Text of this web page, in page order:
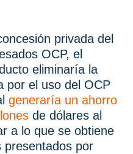
privada del
OCP, el
eliminaría la
por el uso del OCP
generaría un ahorro
de dólares al
a lo que se obtiene
presentados por